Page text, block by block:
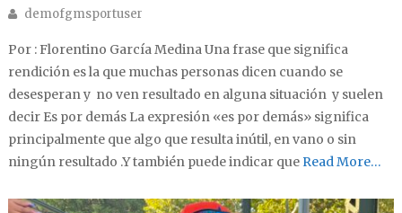
Author
demofgmsportuser
Por : Florentino García Medina Una frase que significa
rendición es la que muchas personas dicen cuando se
desesperan y no ven resultado en alguna situación y suelen
decir Es por demás La expresión «es por demás» significa
principalmente que algo que resulta inútil, en vano o sin
ningún resultado .Y también puede indicar queRead More…